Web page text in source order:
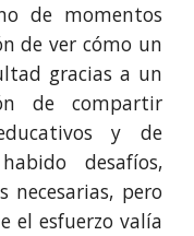
de momentos
de ver cómo un
gracias a un
de compartir
y de
desafíos,
necesarias, pero
el esfuerzo valía